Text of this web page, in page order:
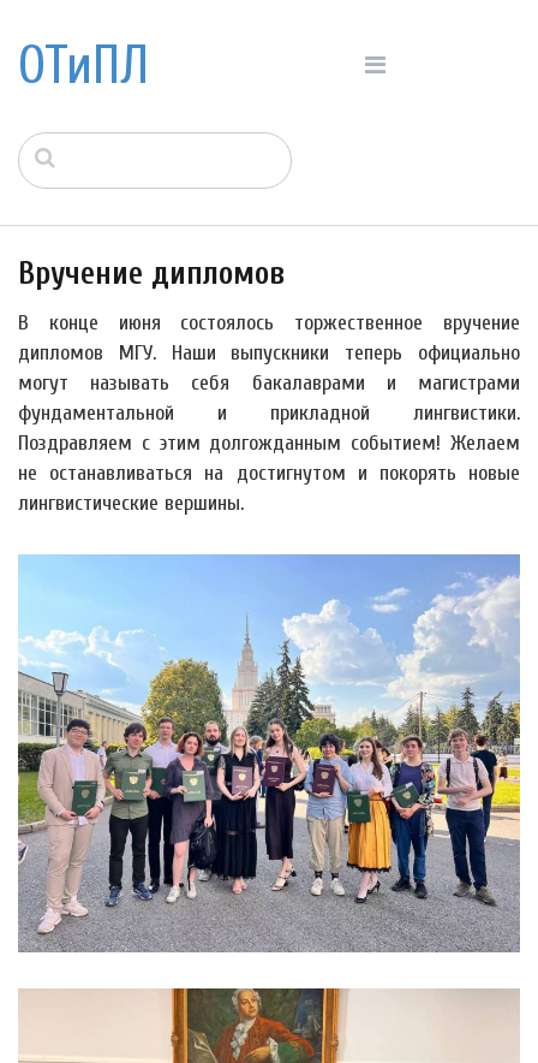
ОТиПЛ
Вручение дипломов
В конце июня состоялось торжественное вручение
дипломов МГУ. Наши выпускники теперь официально
могут называть себя бакалаврами и магистрами
фундаментальной и прикладной лингвистики.
Поздравляем с этим долгожданным событием! Желаем
не останавливаться на достигнутом и покорять новые
лингвистические вершины.